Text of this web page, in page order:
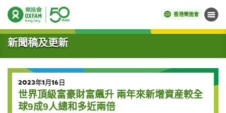
香港樂施會 目錄
開始主要內容
新聞稿及更新
2023年1月16日
世界頂級富豪財富飆升 兩年來新增資産較全
球9成9人總和多近兩倍